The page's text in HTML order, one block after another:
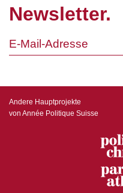
Newsletter.
Andere Hauptprojekte
von Année Politique Suisse